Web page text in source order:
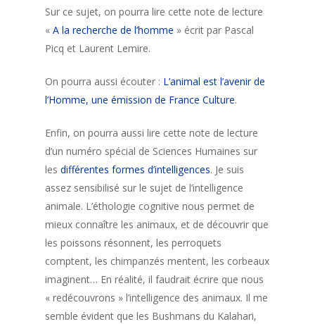
Sur ce sujet, on pourra lire cette note de lecture
« A la recherche de l’homme » écrit par Pascal
Picq et Laurent Lemire.
On pourra aussi écouter : L’animal est l’avenir de
l’Homme, une émission de France Culture.
Enfin, on pourra aussi lire cette note de lecture
d’un numéro spécial de Sciences Humaines sur
les différentes formes d’intelligences. Je suis
assez sensibilisé sur le sujet de l’intelligence
animale. L’éthologie cognitive nous permet de
mieux connaître les animaux, et de découvrir que
les poissons résonnent, les perroquets
comptent, les chimpanzés mentent, les corbeaux
imaginent… En réalité, il faudrait écrire que nous
« redécouvrons » l’intelligence des animaux. Il me
semble évident que les Bushmans du Kalahari,